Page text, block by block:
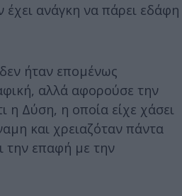
ανάγκη να πάρει εδάφη
ήταν επομένως
αλλά αφορούσε την
η Δύση, η οποία είχε χάσει
και χρειαζόταν πάντα
την επαφή με την